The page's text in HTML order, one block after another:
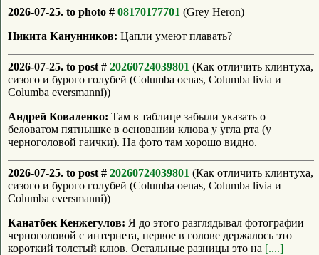
2026-07-25. to photo # 08170177701 (Grey Heron)
Никита Канунников: Цапли умеют плавать?
2026-07-25. to post # 20260724039801 (Как отличить клинтуха,
сизого и бурого голубей (Columba oenas, Columba livia и
Columba eversmanni))
Андрей Коваленко: Там в таблице забыли указать о
беловатом пятнышке в основании клюва у угла рта (у
черноголовой гаички). На фото там хорошо видно.
2026-07-25. to post # 20260724039801 (Как отличить клинтуха,
сизого и бурого голубей (Columba oenas, Columba livia и
Columba eversmanni))
Канатбек Кенжегулов: Я до этого разглядывал фотографии
черноголовой с интернета, первое в голове держалось это
короткий толстый клюв. Остальные разницы это на [....]